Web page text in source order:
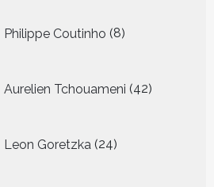
Philippe Coutinho 8
producten
Aurelien Tchouameni 42
producten
Leon Goretzka 24
producten